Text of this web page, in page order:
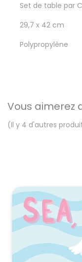
Set de table par
29,7 x 42 cm
Polypropylène
Vous aimerez
(Il y 4 d'autres